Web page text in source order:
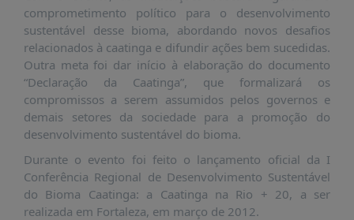
DADOS
FRENTE
PARLAMENTAR
SOBRE
A
FRENTE
MATERIAIS
INFORMAÇÕES
comprometimento político para o desenvolvimento
sustentável desse bioma, abordando novos desafios
relacionados à caatinga e difundir ações bem sucedidas.
Outra meta foi dar início à elaboração do documento
“Declaração da Caatinga”, que formalizará os
compromissos a serem assumidos pelos governos e
demais setores da sociedade para a promoção do
desenvolvimento sustentável do bioma.
Durante o evento foi feito o lançamento oficial da I
Conferência Regional de Desenvolvimento Sustentável
do Bioma Caatinga: a Caatinga na Rio + 20, a ser
realizada em Fortaleza, em março de 2012.